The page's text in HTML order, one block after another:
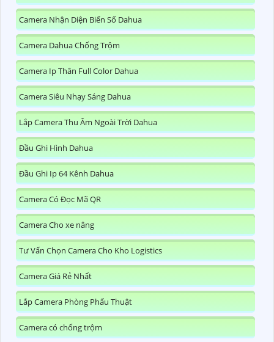
Camera Nhận Diện Biển Số Dahua
Camera Dahua Chống Trộm
Camera Ip Thân Full Color Dahua
Camera Siêu Nhạy Sáng Dahua
Lắp Camera Thu Âm Ngoài Trời Dahua
Đầu Ghi Hình Dahua
Đầu Ghi Ip 64 Kênh Dahua
Camera Có Đọc Mã QR
Camera Cho xe nâng
Tư Vấn Chọn Camera Cho Kho Logistics
Camera Giá Rẻ Nhất
Lắp Camera Phòng Phẩu Thuật
Camera có chống trộm